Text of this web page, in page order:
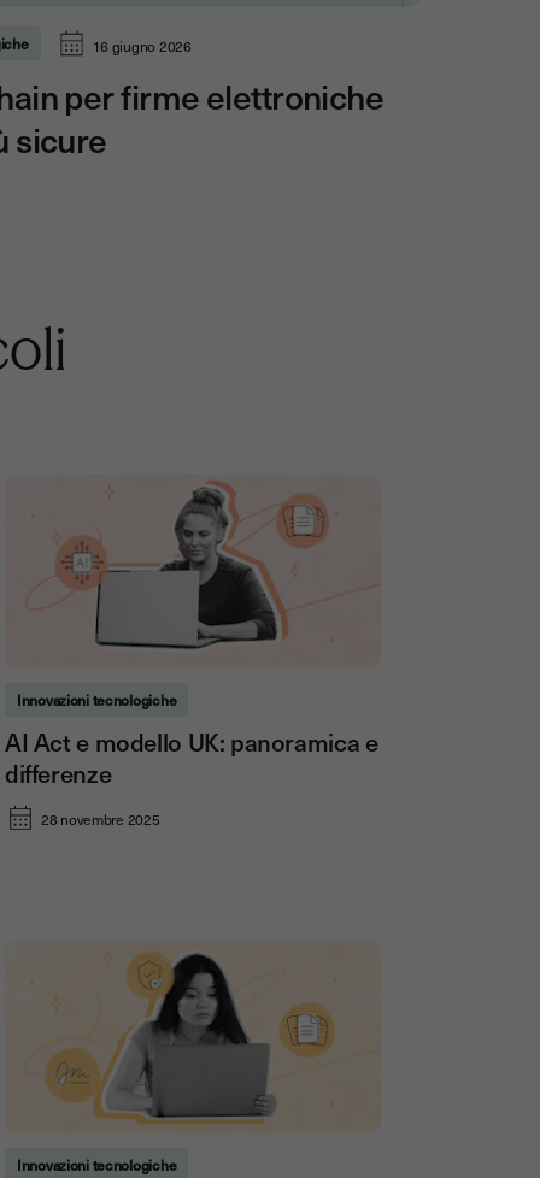
16 giugno 2026
per firme elettroniche
sicure
Innovazioni tecnologiche
AI Act e modello UK: panoramica e
differenze
28 novembre 2025
Innovazioni tecnologiche